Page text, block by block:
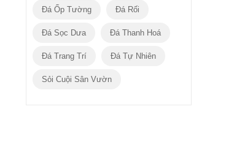
Đá Ốp Tường Đá Rối
Đá Sọc Dưa Đá Thanh Hoá
Đá Trang Trí Đá Tự Nhiên
Sỏi Cuội Sân Vườn